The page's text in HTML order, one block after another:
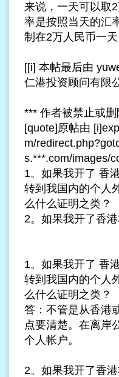
来说，一天可以取
率是按照当天的汇
制在2万人民币一
[[i] 本帖最后由
仁港投资顾问有限
*** 作者被禁止或
[quote]原帖由
m/
s.***.com/images/
1。如果我开了 香
转到我国内的个人
么什么证明之类？
2。如果我开了香
1。如果我开了 香
转到我国内的个人
么什么证明之类？
答：不管是从香港
点要清楚。在离岸
个人帐户。
2。如果我开了香